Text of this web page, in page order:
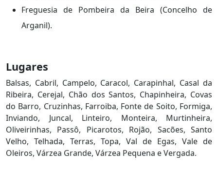
Freguesia de Pombeira da Beira (Concelho de
Arganil).
Lugares
Balsas, Cabril, Campelo, Caracol, Carapinhal, Casal da
Ribeira, Cerejal, Chão dos Santos, Chapinheira, Covas
do Barro, Cruzinhas, Farroiba, Fonte de Soito, Formiga,
Inviando, Juncal, Linteiro, Monteira, Murtinheira,
Oliveirinhas, Passô, Picarotos, Rojão, Sacões, Santo
Velho, Telhada, Terras, Topa, Val de Egas, Vale de
Oleiros, Várzea Grande, Várzea Pequena e Vergada.